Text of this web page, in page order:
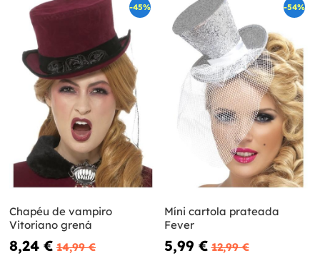
-45%
Chapéu de vampiro
Vitoriano grená
8,24 € 14,99 €
-54%
Míni cartola prateada
Fever
5,99 € 12,99 €